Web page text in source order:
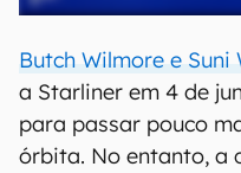
Butch Wilmore e Suni
a Starliner em 4 de
para passar pouco
órbita. No entanto, a